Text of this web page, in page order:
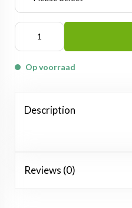
Op voorraad
Description
Reviews (0)